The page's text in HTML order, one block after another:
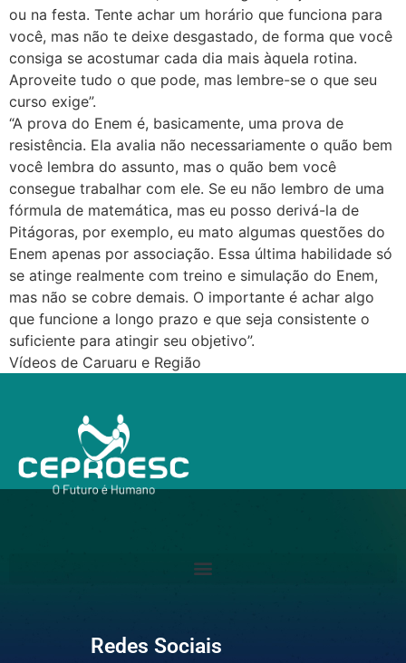
ou na festa. Tente achar um horário que funciona para
você, mas não te deixe desgastado, de forma que você
consiga se acostumar cada dia mais àquela rotina.
Aproveite tudo o que pode, mas lembre-se o que seu
curso exige”.
“A prova do Enem é, basicamente, uma prova de
resistência. Ela avalia não necessariamente o quão bem
você lembra do assunto, mas o quão bem você
consegue trabalhar com ele. Se eu não lembro de uma
fórmula de matemática, mas eu posso derivá-la de
Pitágoras, por exemplo, eu mato algumas questões do
Enem apenas por associação. Essa última habilidade só
se atinge realmente com treino e simulação do Enem,
mas não se cobre demais. O importante é achar algo
que funcione a longo prazo e que seja consistente o
suficiente para atingir seu objetivo”.
Vídeos de Caruaru e Região
Redes Sociais